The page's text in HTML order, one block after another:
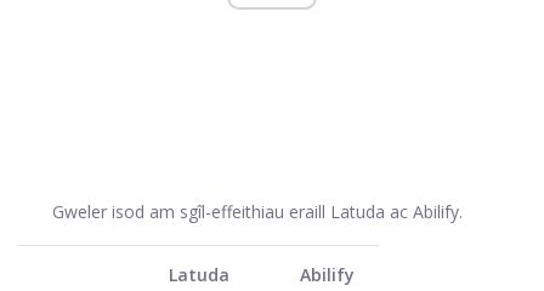
Gweler isod am sgîl-effeithiau eraill Latuda ac Abilify.
Latuda Abilify